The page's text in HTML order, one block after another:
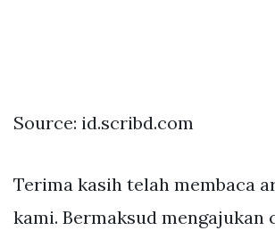
Source: id.scribd.com
Terima kasih telah membaca
kami. Bermaksud mengajukan